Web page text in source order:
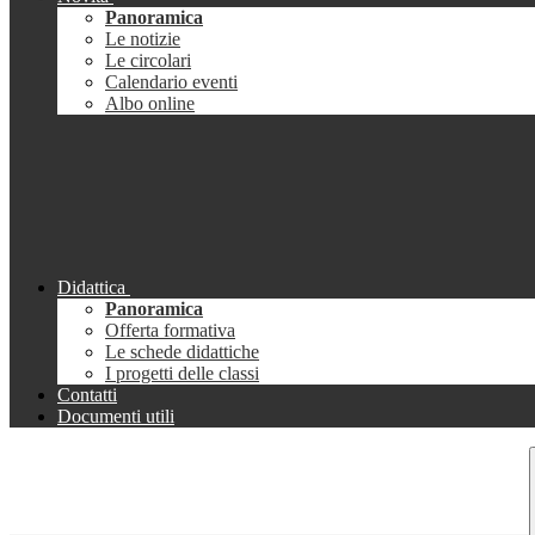
Panoramica
Le notizie
Le circolari
Calendario eventi
Albo online
Didattica
Panoramica
Offerta formativa
Le schede didattiche
I progetti delle classi
Contatti
Documenti utili